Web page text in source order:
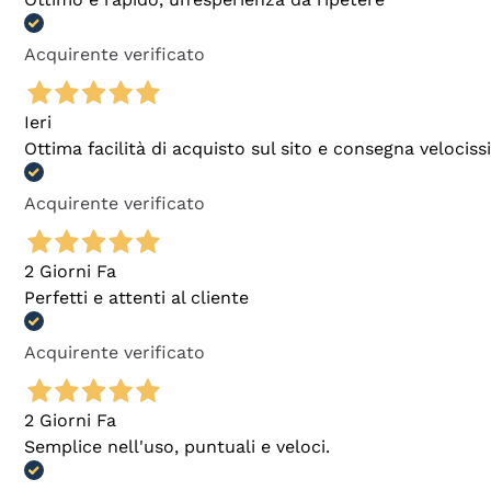
Acquirente verificato
Ieri
Ottima facilità di acquisto sul sito e consegna
Acquirente verificato
2 Giorni Fa
Perfetti e attenti al cliente
Acquirente verificato
2 Giorni Fa
Semplice nell'uso, puntuali e veloci.